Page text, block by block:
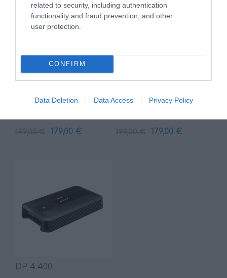
related to security, including authentication
functionality and fraud prevention, and other
user protection.
CONFIRM
Data Deletion Data Access Privacy Policy
179,00 €
DP 4.300
179,00 €
DP 4.400